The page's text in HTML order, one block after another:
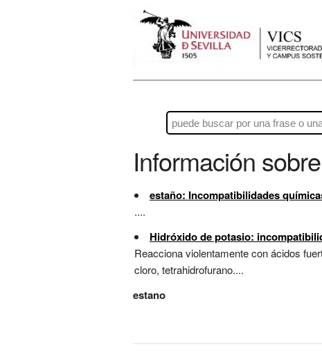
Información sobre
estaño: Incompatibilidades
....
Hidróxido de potasio:
Reacciona violentamente con ácidos
cloro, tetrahidrofurano....
estano